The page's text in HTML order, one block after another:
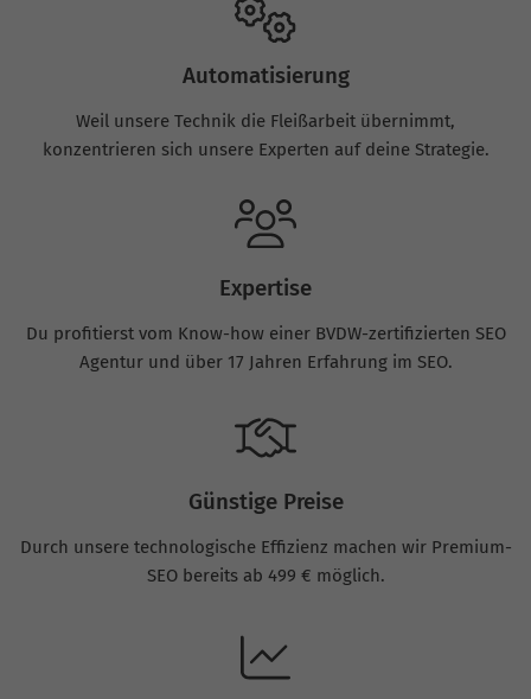
Automatisierung
Weil unsere Technik die Fleißarbeit übernimmt,
konzentrieren sich unsere Experten auf deine Strategie.
Expertise
Du profitierst vom Know-how einer BVDW-zertifizierten SEO
Agentur und über 17 Jahren Erfahrung im SEO.
Günstige Preise
Durch unsere technologische Effizienz machen wir Premium-
SEO bereits ab 499 € möglich.